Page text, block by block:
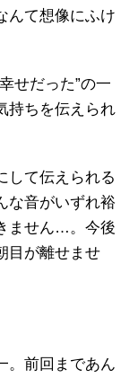
んて想像にふけ
せだった”の一
持ちを伝えられ
して伝えられる
な音がいずれ裕
ません…。今後
目が離せませ
。前回まであん